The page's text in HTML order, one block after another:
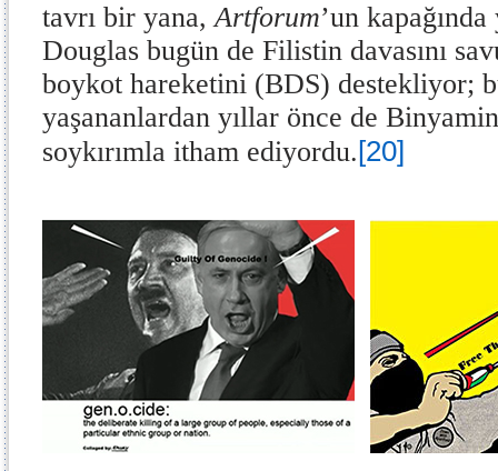
tavrı bir yana,Artforum’un
Douglas bugün de Filistin davasını
boykot hareketini (BDS) destekliyor;
yaşananlardan yıllar önce de
soykırımla itham ediyordu.[20]